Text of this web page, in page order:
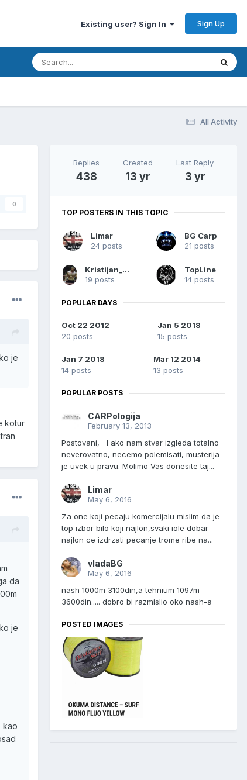
Existing user? Sign In Sign Up
All Activity
0
je
kotur
da
je
kao
Replies
438
Created
13 yr
Last Reply
3 yr
TOP POSTERS IN THIS TOPIC
Limar
24 posts
BG Carp
21 posts
Kristijan_Sombor
19 posts
TopLine
14 posts
POPULAR DAYS
Oct 22 2012
20 posts
Jan 5 2018
15 posts
Jan 7 2018
14 posts
Mar 12 2014
13 posts
POPULAR POSTS
CARPologija
February 13, 2013
Postovani, I ako nam stvar izgleda totalno
neverovatno, necemo polemisati, musterija
je uvek u pravu. Molimo Vas donesite taj...
Limar
May 6, 2016
Za one koji pecaju komercijalu mislim da je
top izbor bilo koji najlon,svaki iole dobar
najlon ce izdrzati pecanje trome ribe na...
vladaBG
May 6, 2016
nash 1000m 3100din,a tehnium 1097m
3600din..... dobro bi razmislio oko nash-a
POSTED IMAGES